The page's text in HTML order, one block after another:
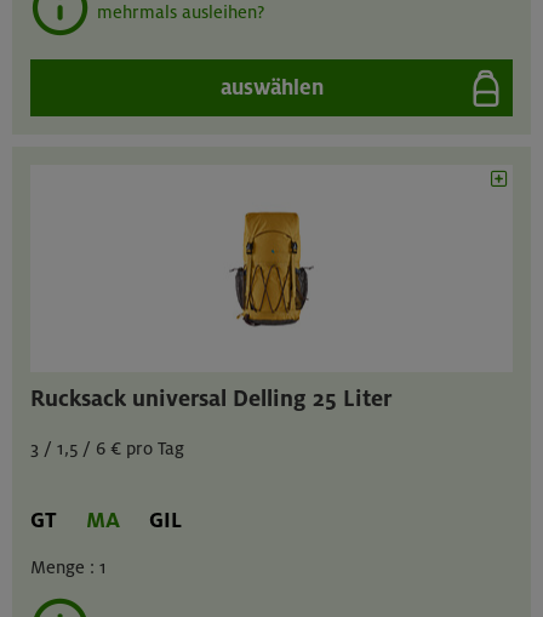
mehrmals ausleihen?
auswählen
Rucksack universal Delling 25 Liter
3 / 1,5 / 6 € pro Tag
GT MA GIL
Menge : 1